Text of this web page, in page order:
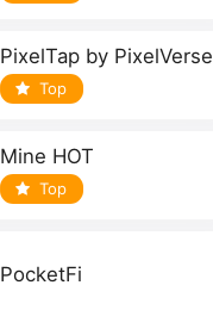
PixelTap by PixelVerse
Top
Mine HOT
Top
PocketFi